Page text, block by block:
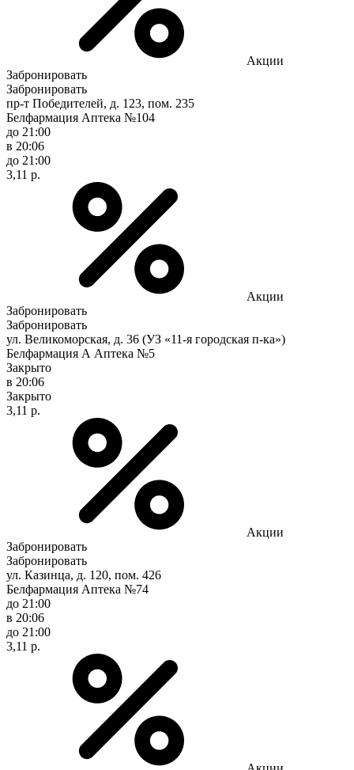
Акции
Забронировать
Забронировать
пр-т Победителей, д. 123, пом. 235
Белфармация Аптека №104
до 21:00
в 20:06
до 21:00
3,11 р.
Акции
Забронировать
Забронировать
ул. Великоморская, д. 36 (УЗ «11-я городская п-ка»)
Белфармация А Аптека №5
Закрыто
в 20:06
Закрыто
3,11 р.
Акции
Забронировать
Забронировать
ул. Казинца, д. 120, пом. 426
Белфармация Аптека №74
до 21:00
в 20:06
до 21:00
3,11 р.